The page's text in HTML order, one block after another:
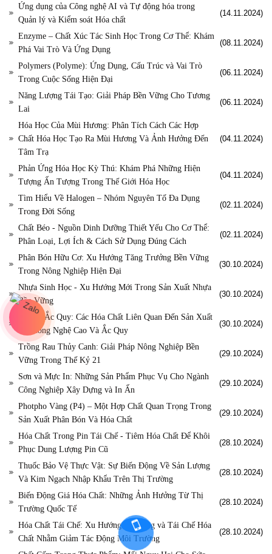
Ứng dụng của Công nghệ AI và Tự động hóa trong
Quản lý và Kiểm soát Hóa chất
(14.11.2024)
Enzyme – Chất Xúc Tác Sinh Học Trong Cơ Thể: Khám
Phá Vai Trò Và Ứng Dụng
(08.11.2024)
Polymers (Polyme): Ứng Dụng, Cấu Trúc và Vai Trò
Trong Cuộc Sống Hiện Đại
(06.11.2024)
Năng Lượng Tái Tạo: Giải Pháp Bền Vững Cho Tương
Lai
(06.11.2024)
Hóa Học Của Mùi Hương: Phân Tích Cách Các Hợp
Chất Hóa Học Tạo Ra Mùi Hương Và Ảnh Hưởng Đến
Tâm Trạ
(04.11.2024)
Phản Ứng Hóa Học Kỳ Thú: Khám Phá Những Hiện
Tượng Ấn Tượng Trong Thế Giới Hóa Học
(04.11.2024)
Tìm Hiểu Về Halogen – Nhóm Nguyên Tố Đa Dụng
Trong Đời Sống
(02.11.2024)
Chất Béo - Nguồn Dinh Dưỡng Thiết Yếu Cho Cơ Thể:
Phân Loại, Lợi Ích & Cách Sử Dụng Đúng Cách
(02.11.2024)
Phân Bón Hữu Cơ: Xu Hướng Tăng Trưởng Bền Vững
Trong Nông Nghiệp Hiện Đại
(30.10.2024)
Nhựa Sinh Học - Xu Hướng Mới Trong Sản Xuất Nhựa
Bền Vững
(30.10.2024)
Pin Và Ắc Quy: Các Hóa Chất Liên Quan Đến Sản Xuất
Pin Công Nghệ Cao Và Ắc Quy
(30.10.2024)
Trồng Rau Thủy Canh: Giải Pháp Nông Nghiệp Bền
Vững Trong Thế Kỷ 21
(29.10.2024)
Sơn và Mực In: Những Sản Phẩm Phục Vụ Cho Ngành
Công Nghiệp Xây Dựng và In Ấn
(29.10.2024)
Photpho Vàng (P4) – Một Hợp Chất Quan Trọng Trong
Sản Xuất Phân Bón Và Hóa Chất
(29.10.2024)
Hóa Chất Trong Pin Tái Chế - Tiêm Hóa Chất Để Khôi
Phục Dung Lượng Pin Cũ
(28.10.2024)
Thuốc Bảo Vệ Thực Vật: Sự Biến Động Về Sản Lượng
Và Kim Ngạch Nhập Khẩu Trên Thị Trường
(28.10.2024)
Biến Động Giá Hóa Chất: Những Ảnh Hưởng Từ Thị
Trường Quốc Tế
(28.10.2024)
Hóa Chất Tái Chế: Xu Hướng Sử Dụng và Tái Chế Hóa
Chất Nhằm Giảm Tác Động Môi Trường
(28.10.2024)